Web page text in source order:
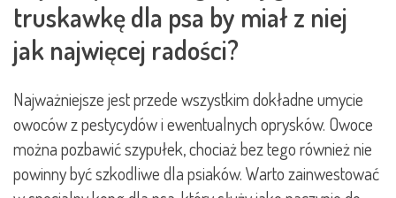
truskawkę dla psa by miał z niej
jak najwięcej radości?
Najważniejsze jest przede wszystkim dokładne umycie
owoców z pestycydów i ewentualnych oprysków. Owoce
można pozbawić szypułek, chociaż bez tego również nie
powinny być szkodliwe dla psiaków. Warto zainwestować